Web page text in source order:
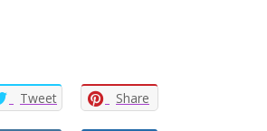
Tweet Share